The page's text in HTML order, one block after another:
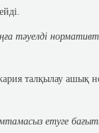
тәуелді
талқылау ашық
етуге